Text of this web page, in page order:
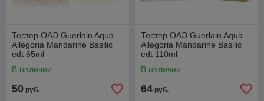
Тестер ОАЭ Guerlain Aqua
Allegoria Mandarine Basilic
edt 65ml
В наличии
50 руб.
Тестер ОАЭ Guerlain Aqua
Allegoria Mandarine Basilic
edt 110ml
В наличии
64 руб.